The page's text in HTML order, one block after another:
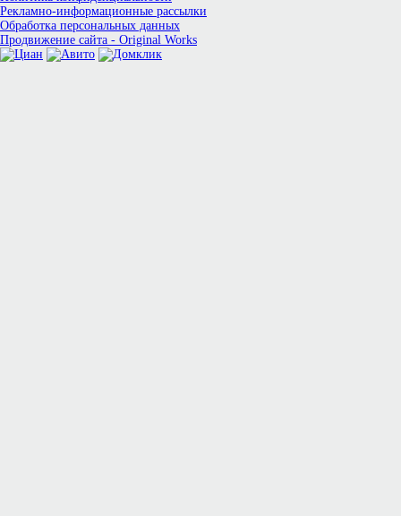
Рекламно-информационные рассылки
Обработка персональных данных
Продвижение сайта - Original Works